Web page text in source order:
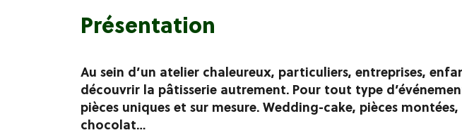
Présentation
Au sein d’un atelier chaleureux, particuliers, entreprises,
découvrir la pâtisserie autrement. Pour tout type
pièces uniques et sur mesure. Wedding-cake, pièces
chocolat…